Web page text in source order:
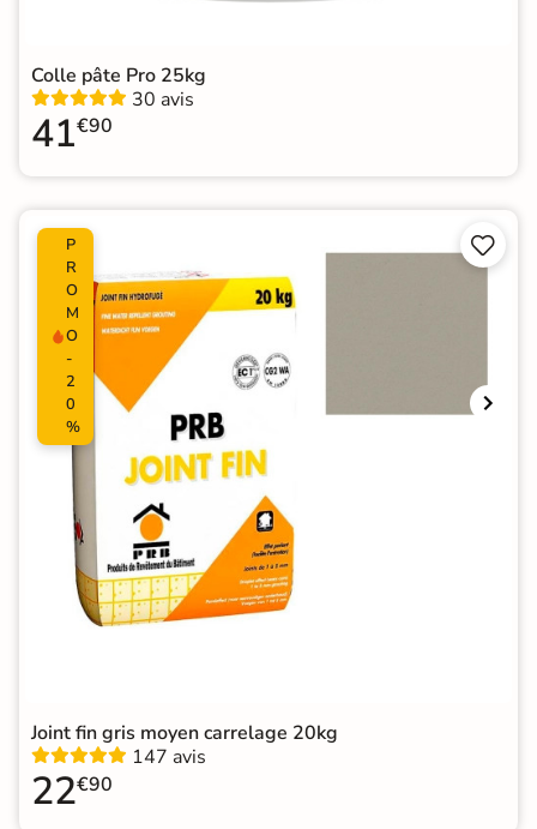
Colle pâte Pro 25kg
30 avis
41€90
P
R
O
M
O
-
2
0
%


Joint fin gris moyen carrelage 20kg
147 avis
22€90